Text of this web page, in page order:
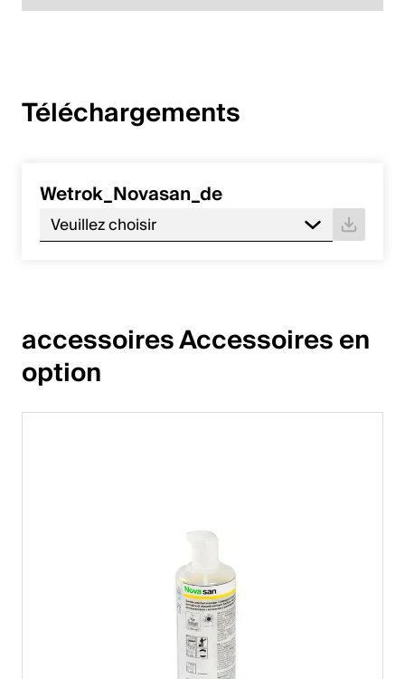
Téléchargements
Wetrok_Novasan_de
Veuillez choisir
accessoires Accessoires en
option